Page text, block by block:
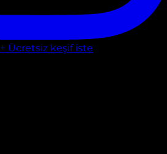
+ Ücretsiz keşif iste